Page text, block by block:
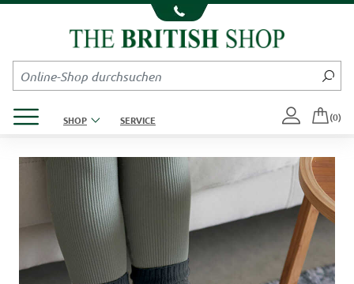
Kompletten Head der Seite überspringen
SHOP SERVICE (0)